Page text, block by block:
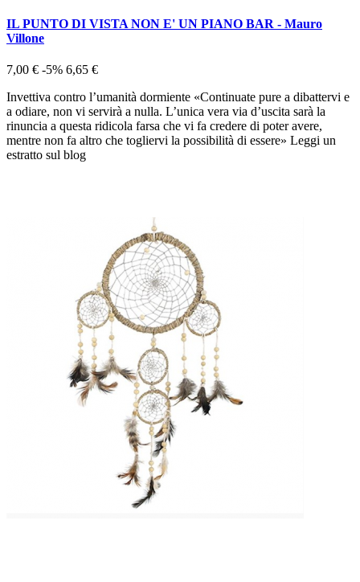
IL PUNTO DI VISTA NON E' UN PIANO BAR - Mauro
Villone
7,00 € -5% 6,65 €
Invettiva contro l’umanità dormiente «Continuate pure a dibattervi e
a odiare, non vi servirà a nulla. L’unica vera via d’uscita sarà la
rinuncia a questa ridicola farsa che vi fa credere di poter avere,
mentre non fa altro che togliervi la possibilità di essere» Leggi un
estratto sul blog